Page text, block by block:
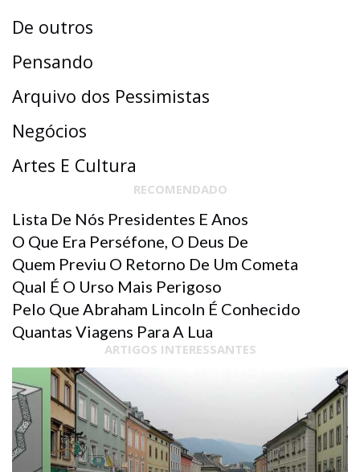
De outros
Pensando
Arquivo dos Pessimistas
Negócios
Artes E Cultura
RECOMENDADO
Lista De Nós Presidentes E Anos
O Que Era Perséfone, O Deus De
Quem Previu O Retorno De Um Cometa
Qual É O Urso Mais Perigoso
Pelo Que Abraham Lincoln É Conhecido
Quantas Viagens Para A Lua
ARTIGOS INTERESSANTES